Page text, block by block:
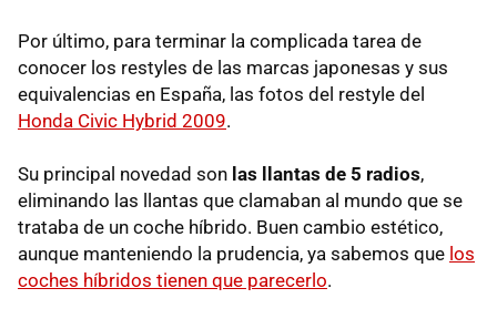
Por último, para terminar la complicada tarea de
conocer los restyles de las marcas japonesas y sus
equivalencias en España, las fotos del restyle del
Honda Civic Hybrid 2009.
Su principal novedad son las llantas de 5 radios,
eliminando las llantas que clamaban al mundo que se
trataba de un coche híbrido. Buen cambio estético,
aunque manteniendo la prudencia, ya sabemos que los
coches híbridos tienen que parecerlo.